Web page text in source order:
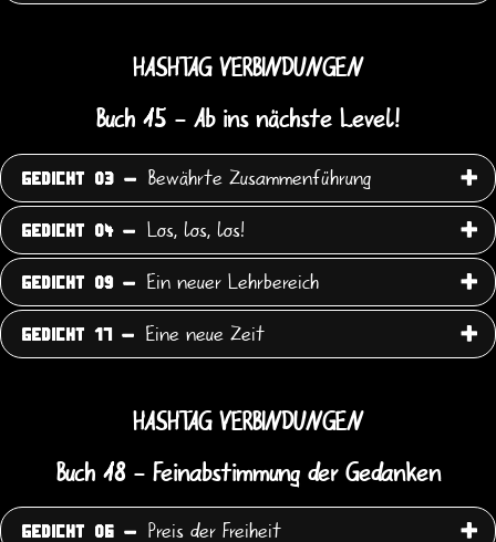
HASHTAG VERBINDUNGEN
Buch 15 - Ab ins nächste Level!
GEDICHT 03 - Bewährte Zusammenführung
GEDICHT 04 - Los, los, los!
GEDICHT 09 - Ein neuer Lehrbereich
GEDICHT 17 - Eine neue Zeit
HASHTAG VERBINDUNGEN
Buch 18 - Feinabstimmung der Gedanken
GEDICHT 06 - Preis der Freiheit